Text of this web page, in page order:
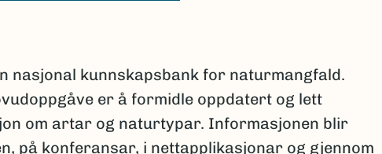
nasjonal kunnskapsbank for naturmangfald.
er å formidle oppdatert og lett
om artar og naturtypar. Informasjonen blir
på konferansar, i nettapplikasjonar og gjennom